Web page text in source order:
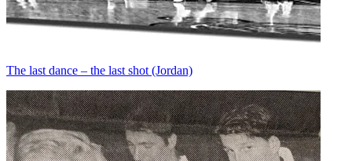
The last dance – the last shot (Jordan)